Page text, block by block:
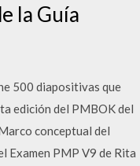
la Guía
500 diapositivas que
edición del PMBOK del
conceptual del
Examen PMP V9 de Rita